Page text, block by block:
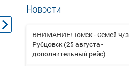
Новости
ВНИМАНИЕ! Томск - Семей ч/з
Рубцовск (25 августа -
дополнительный рейс)